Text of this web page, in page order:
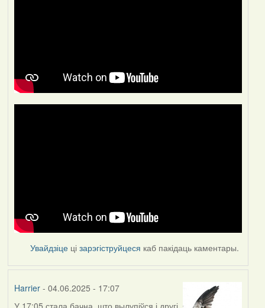
Увайдзіце цізарэгіструйцеся каб пакідаць каментары.
Harrier- 04.06.2025 - 17:07
У 17:05 стала бачна, што вылупіўся і другі